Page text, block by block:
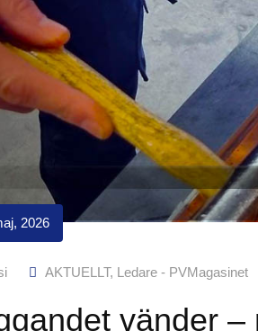
2026
AKTUELLT, Ledare - PVMagasinet
vänder